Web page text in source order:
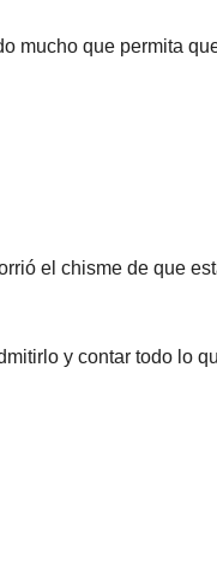
mucho que permita
el chisme de que
y contar todo lo